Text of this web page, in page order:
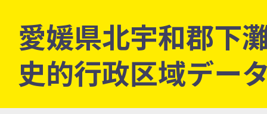
愛媛県北宇和郡下
史的行政区域デー